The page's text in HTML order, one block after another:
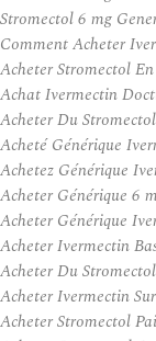
Stromectol 6 mg
Comment Acheter
Acheter Stromectol
Achat Ivermectin
Acheter Du
Acheté Générique
Achetez Générique
Acheter Générique 6
Acheter Générique
Acheter Ivermectin
Acheter Du
Acheter Ivermectin
Acheter Stromectol